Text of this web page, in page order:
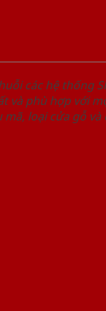
các hệ thống
phù hợp với
loại cửa gỗ